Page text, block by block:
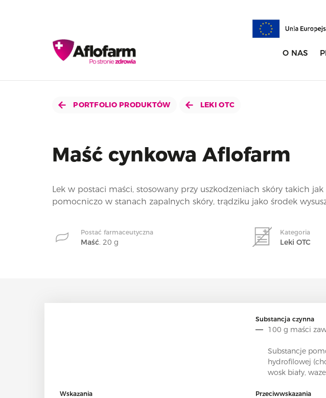
O NAS
PORTFOLIO PRODUKTÓW LEKI OTC
Maść cynkowa Aflofarm
Lek w postaci maści, stosowany przy uszkodzeniach skóry takich jak
pomocniczo w stanach zapalnych skóry, trądziku jako środek
Postać farmaceutyczna
Maść. 20 g
Kategoria
Leki OTC
Substancja czynna
100 g maści
Substancje
hydrofilowej
wosk biały,
Wskazania Przeciwwskazania